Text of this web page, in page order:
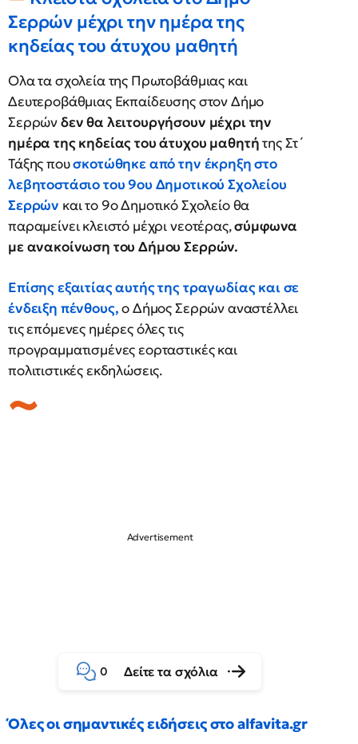
Σερρών μέχρι την ημέρα της
κηδείας του άτυχου μαθητή
Ολα τα σχολεία της Πρωτοβάθμιας και
Δευτεροβάθμιας Εκπαίδευσης στον Δήμο
Σερρώνδεν θα λειτουργήσουν μέχρι την
ημέρα της κηδείας του άτυχου μαθητήτης Στ´
Τάξης πουσκοτώθηκε από την έκρηξη στο
λεβητοστάσιο του 9ου Δημοτικού Σχολείου
Σερρών και το 9ο Δημοτικό Σχολείο θα
παραμείνει κλειστό μέχρι νεοτέρας,σύμφωνα
με ανακοίνωση του Δήμου Σερρών.
Επίσης εξαιτίας αυτής της τραγωδίας και σε
ένδειξη πένθους,ο Δήμος Σερρών αναστέλλει
τις επόμενες ημέρες όλες τις
προγραμματισμένες εορταστικές και
πολιτιστικές εκδηλώσεις.
0 Δείτε τα σχόλια
Όλες οι σημαντικές ειδήσεις στο alfavita.gr